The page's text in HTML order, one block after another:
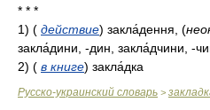
* * *
1) ( действие) закла́дення, (
закла́дини, -дин, закла́дчини, -
2) ( в книге) закла́дка
Русско-украинский словарь >